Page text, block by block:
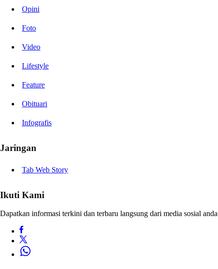
Opini
Foto
Video
Lifestyle
Feature
Obituari
Infografis
Jaringan
Tab Web Story
Ikuti Kami
Dapatkan informasi terkini dan terbaru langsung dari media sosial anda